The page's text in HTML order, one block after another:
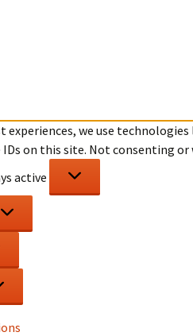
experiences, we use
IDs on this site. Not consenting
active